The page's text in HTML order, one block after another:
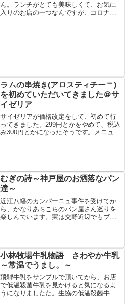
ん。ランチがとても美味しくて、お気に
入りのお店の一つなんですが、コロナ自
ラムの串焼き(アロスティチーニ)
を初めていただいてきました＠サ
イゼリア
サイゼリアが価格改定をして、初めて行
ってきました。299円とかをやめて、税込
み300円とかになったそうです。メニュー
むぎの詩～神戸屋のお洒落なパン
達～
近江八幡のカンパーニュ事件を受けてか
ら、かなりあちこちのパン屋さん巡りを
楽しんでいます。実は交野近辺でもブー
たパンを作るようになって...
小林牧場牛乳物語 さわやか牛乳
～常温でうまし。～
飛騨牛乳をサンプルで頂いてから、お店
で低温殺菌牛乳を見かけると気になるよ
うになりましたた。生協の低温殺菌牛乳